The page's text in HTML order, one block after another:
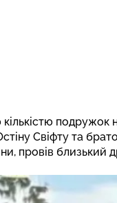
подружок
Свіфту та
провів близький